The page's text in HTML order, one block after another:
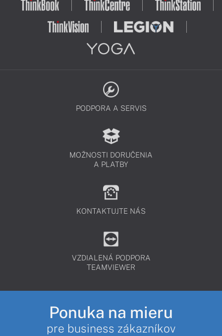
PODPORA A SERVIS
MOŽNOSTI DORUČENIA
A PLATBY
KONTAKTUJTE NÁS
VZDIALENÁ PODPORA
TEAMVIEWER
Ponuka na mieru
pre business zákazníkov